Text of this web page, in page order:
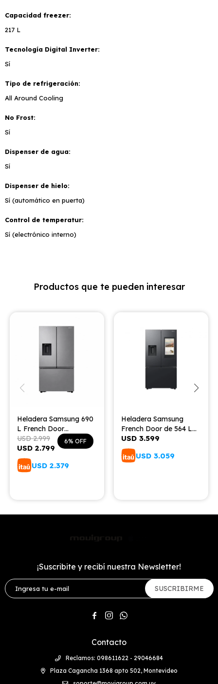
Capacidad freezer
217 L
Tecnología Digital Inverter
Sí
Tipo de refrigeración
All Around Cooling
No Frost
Sí
Dispenser de agua
Sí
Dispenser de hielo
Sí (automático en puerta)
Control de temperatur
Sí (electrónico interno)
Productos que te pueden interesar
Heladera Samsung 690
L French Door
RF32CG5410B1
USD 2.799
USD 2.999 6
USD 2.379
Heladera Samsung
French Door de 564 L
con Family Hub RF27
USD 3.599
USD 3.059
Contacto
Reclamos: 098611622 - 29046684
Plaza Cagancha 1368 apto 502, Montevideo
¡Suscribite y recibí nuestra Newsletter!
SUSCRIBIRME
  